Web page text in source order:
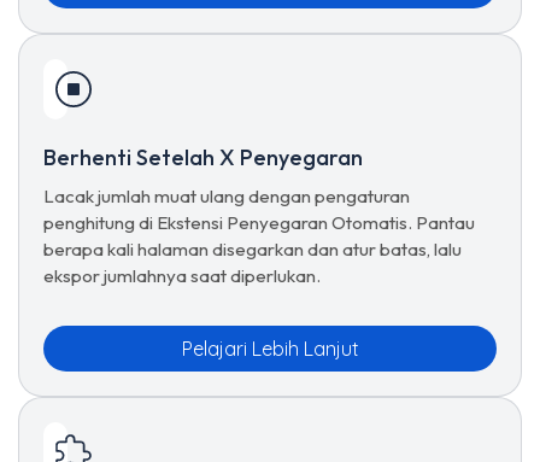
Berhenti Setelah X Penyegaran
Lacak jumlah muat ulang dengan pengaturan
penghitung di Ekstensi Penyegaran Otomatis. Pantau
berapa kali halaman disegarkan dan atur batas, lalu
ekspor jumlahnya saat diperlukan.
Pelajari Lebih Lanjut